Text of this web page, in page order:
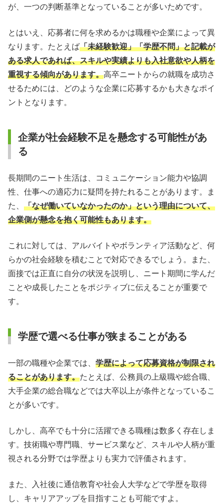
が、一つの判断基準となっていることが多いためです。
とはいえ、応募者に何を求めるかは職種や企業によって異
なります。たとえば「未経験歓迎」「学歴不問」と記載が
ある求人であれば、スキルや実績よりも入社意欲や人柄を
重視する傾向があります。高卒ニートからの就職を成功さ
せるためには、どのような企業に応募するかも大きなポイ
ントとなります。
企業が社会経験不足を懸念する可能性があ
る
長期間のニート生活は、コミュニケーション能力や協調
性、仕事への適応力に疑問を持たれることがあります。ま
た、 「なぜ働いていなかったのか」という理由について、
企業側が懸念を抱く可能性もあります。
これに対しては、アルバイトやボランティア活動など、何
らかの社会経験を積むことで対応できるでしょう。また、
面接では正直に自分の状況を説明し、ニート期間に学んだ
ことや成長したことをポジティブに伝えることが重要で
す。
学歴で選べる仕事が狭まることがある
一部の職種や企業では、 学歴によって応募資格が制限され
ることがあります。たとえば、公務員の上級職や総合職、
大手企業の総合職などでは大卒以上が条件となっているこ
とが多いです。
しかし、高卒でも十分に活躍できる職種は数多く存在しま
す。技術職や専門職、サービス業など、スキルや人柄が重
視される分野では学歴よりも実力で評価されます。
また、入社後に通信教育や社会人大学などで学歴を取得
し、キャリアアップを目指すことも可能ですよ。